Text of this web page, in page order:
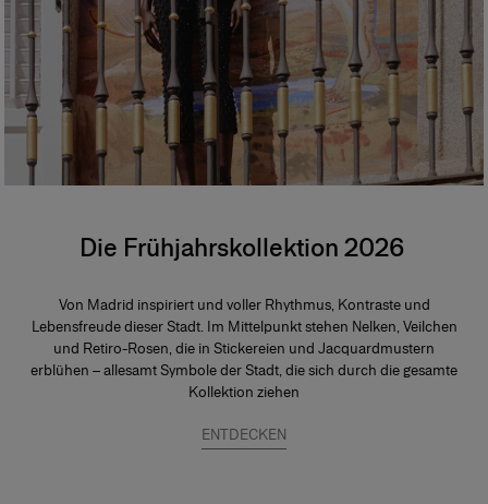
Die Frühjahrskollektion 2026
Von Madrid inspiriert und voller Rhythmus, Kontraste und
Lebensfreude dieser Stadt. Im Mittelpunkt stehen Nelken, Veilchen
und Retiro-Rosen, die in Stickereien und Jacquardmustern
erblühen – allesamt Symbole der Stadt, die sich durch die gesamte
Kollektion ziehen
ENTDECKEN